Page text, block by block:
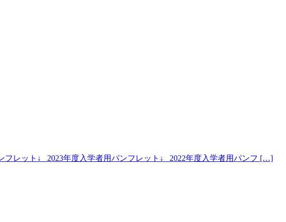
フレット↓ 2023年度入学者用パンフレット↓ 2022年度入学者用パンフ […]